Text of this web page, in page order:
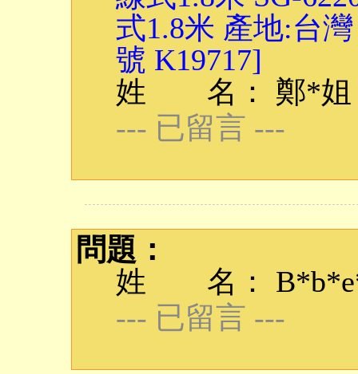
式1.8米 產地:台
號 K19717]
姓 名： 鄭*姐
--- 已留言 ---
問題：
姓 名：
--- 已留言 ---